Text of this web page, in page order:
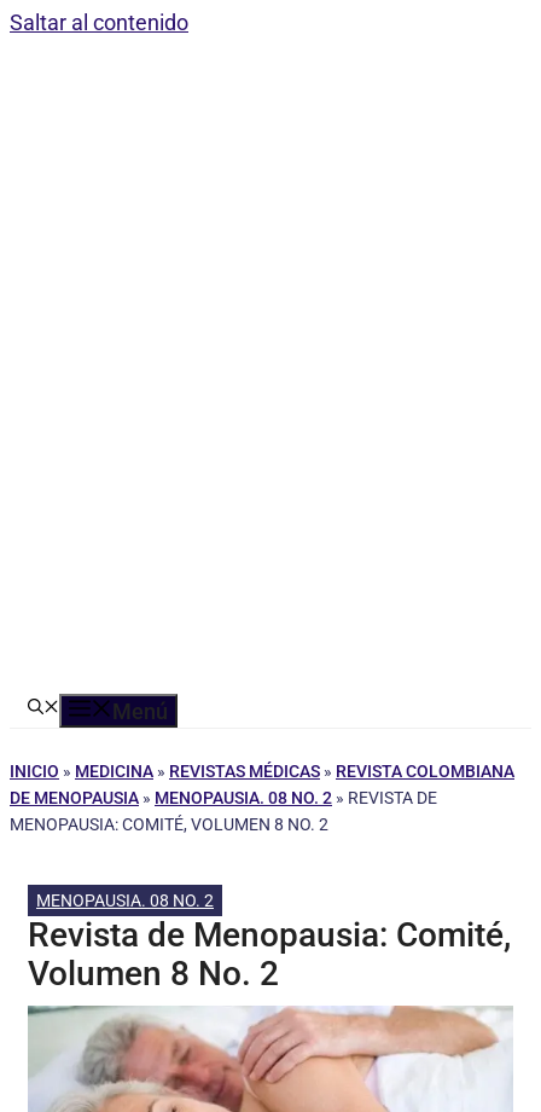
Saltar al contenido
Menú
INICIO » MEDICINA » REVISTAS MÉDICAS » REVISTA COLOMBIANA
DE MENOPAUSIA » MENOPAUSIA. 08 NO. 2 » REVISTA DE
MENOPAUSIA: COMITÉ, VOLUMEN 8 NO. 2
MENOPAUSIA. 08 NO. 2
Revista de Menopausia: Comité,
Volumen 8 No. 2